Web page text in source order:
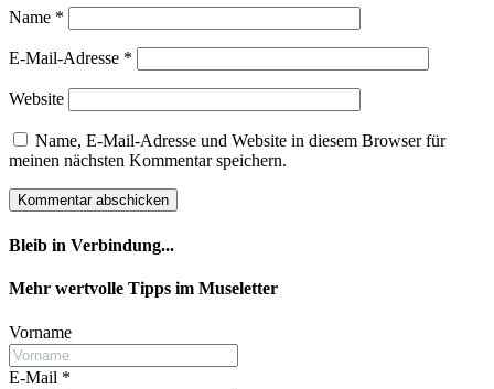
Name *
E-Mail-Adresse *
Website
Name, E-Mail-Adresse und Website in diesem Browser für
meinen nächsten Kommentar speichern.
Bleib in Verbindung...
Facebook
YouTube
Instagram
Mehr wertvolle Tipps im Museletter
Vorname
E-Mail *